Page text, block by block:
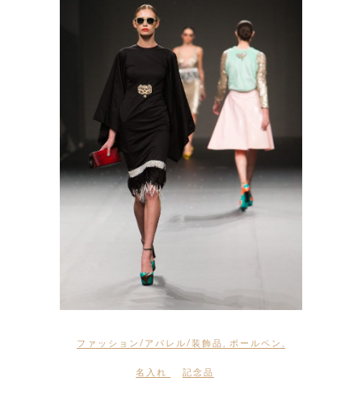
ファッション/アパレル/装飾品 ボールペン
名入れ 記念品